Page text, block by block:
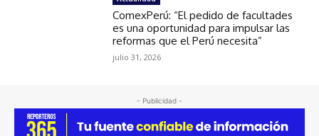
ComexPerú: “El pedido de facultades
es una oportunidad para impulsar las
reformas que el Perú necesita”
julio 31, 2026
- Publicidad -